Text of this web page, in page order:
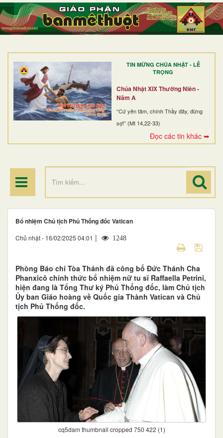
TIN MỪNG CHÚA NHẬT - LỄ
TRỌNG
Chúa Nhật XIX Thường Niên -
Năm A
“Cứ yên tâm, chính Thầy đây, đừng
sợ!” (Mt 14,22-33)
Đọc các tin khác ➥
TRANG NHẤT
GIỚI THIỆU
DÒNG TU
BAN MỤC VỤ
ĐOÀN THỂ CG
ĐIỂM HÀNH HƯƠNG
Bổ nhiệm Chủ tịch Phủ Thống đốc Vatican
Chủ nhật - 16/02/2025 04:01 | 1248
Phòng Báo chí Tòa Thánh đã công bố Đức Thánh Cha
Phanxicô chính thức bổ nhiệm nữ tu sĩ Raffaella Petrini,
hiện đang là Tổng Thư ký Phủ Thống đốc, làm Chủ tịch
Ủy ban Giáo hoàng về Quốc gia Thành Vatican và Chủ
tịch Phủ Thống đốc.
cq5dam thumbnail cropped 750 422 (1)